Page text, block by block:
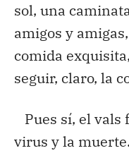
sol, una
amigos y
comida
seguir, claro, la
Pues sí, el
virus y la muerte.